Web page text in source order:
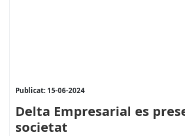
Publicat: 15-06-2024
Delta Empresarial es
societat